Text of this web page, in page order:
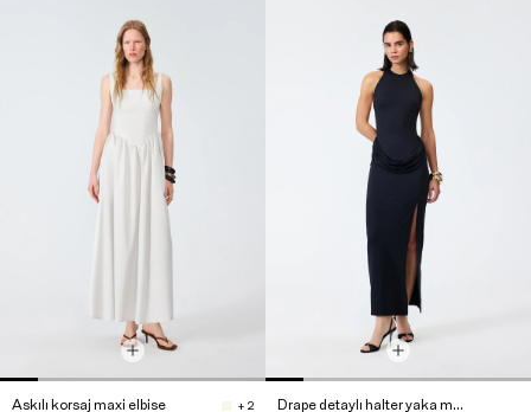
Askılı korsaj maxi elbise + 2 Drape detaylı halter yaka maxi elbise